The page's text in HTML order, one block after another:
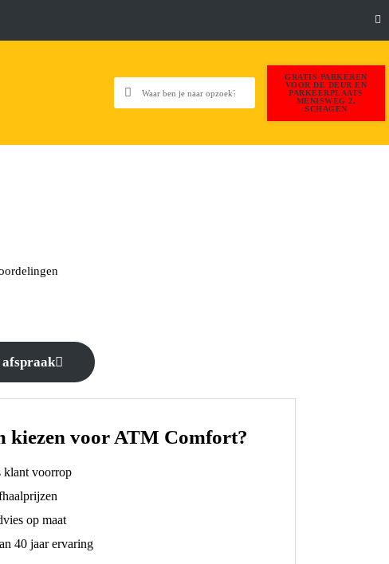
GRATIS PARKEREN
VOOR DE DEUR EN
PARKEERPLAATS
MENISWEG 2,
SCHAGEN
afspraak
kiezen voor ATM Comfort?
klant voorrop
op maat
40 jaar ervaring